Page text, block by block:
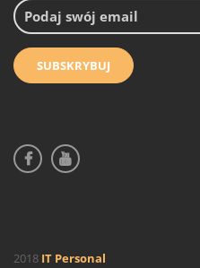
2018 IT Personal